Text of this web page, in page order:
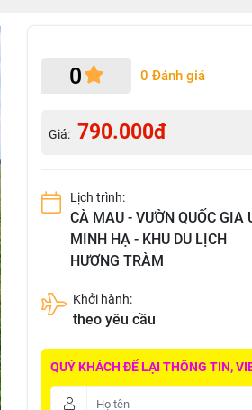
0 0 Đánh giá
Giá: 790.000đ
Lịch trình:
CÀ MAU - VƯỜN QUỐC GIA
MINH HẠ - KHU DU LỊCH
HƯƠNG TRÀM
Khởi hành:
theo yêu cầu
QUÝ KHÁCH ĐỂ LẠI THÔNG TIN,